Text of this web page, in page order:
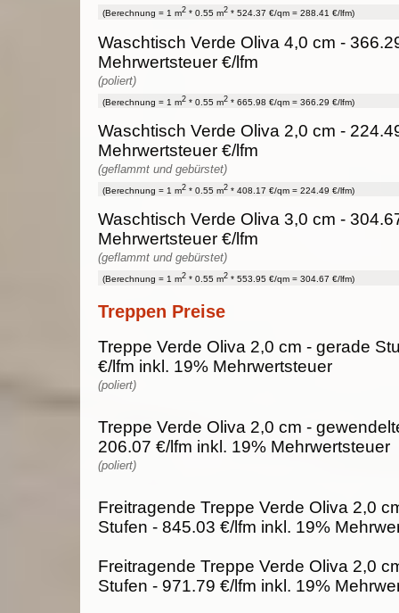
(Berechnung = 1 m2 * 0.55 m2 * 524.37 €/qm = 288.41 €/lfm)
Waschtisch Verde Oliva 4,0 cm -
Mehrwertsteuer €/lfm
(poliert)
(Berechnung = 1 m2 * 0.55 m2 * 665.98 €/qm = 366.29 €/lfm)
Waschtisch Verde Oliva 2,0 cm -
Mehrwertsteuer €/lfm
(geflammt und gebürstet)
(Berechnung = 1 m2 * 0.55 m2 * 408.17 €/qm = 224.49 €/lfm)
Waschtisch Verde Oliva 3,0 cm -
Mehrwertsteuer €/lfm
(geflammt und gebürstet)
(Berechnung = 1 m2 * 0.55 m2 * 553.95 €/qm = 304.67 €/lfm)
Treppen Preise
Treppe Verde Oliva 2,0 cm - gerade
€/lfm inkl. 19% Mehrwertsteuer
(poliert)
Treppe Verde Oliva 2,0 cm -
206.07 €/lfm inkl. 19% Mehrwertsteuer
(poliert)
Freitragende Treppe Verde Oliva 2,0
Stufen - 845.03 €/lfm inkl. 19%
Freitragende Treppe Verde Oliva 2,0
Stufen - 971.79 €/lfm inkl. 19%